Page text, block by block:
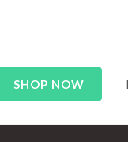
SHOP NOW